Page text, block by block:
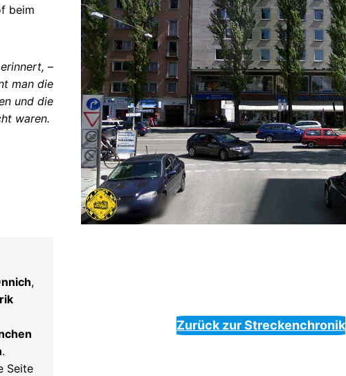
beim
–
man die
und die
waren.
,
.
Seite
Zurück zur Streckenchronik